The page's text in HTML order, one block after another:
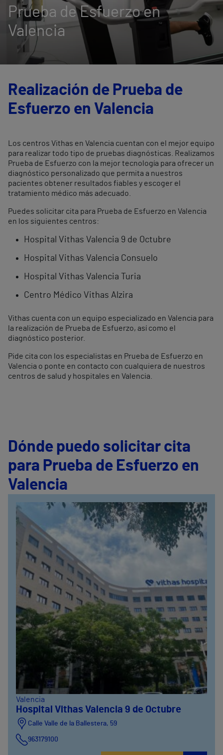
Prueba de Esfuerzo en
Valencia
Realización de Prueba de
Esfuerzo en Valencia
Los centros Vithas en Valencia cuentan con el mejor equipo
para realizar todo tipo de pruebas diagnósticas. Realizamos
Prueba de Esfuerzo con la mejor tecnología para ofrecer un
diagnóstico personalizado que permita a nuestros
pacientes obtener resultados fiables y escoger el
tratamiento médico más adecuado.
Puedes solicitar cita para Prueba de Esfuerzo en Valencia
en los siguientes centros:
Hospital Vithas Valencia 9 de Octubre
Hospital Vithas Valencia Consuelo
Hospital Vithas Valencia Turia
Centro Médico Vithas Alzira
Vithas cuenta con un equipo especializado en Valencia para
la realización de Prueba de Esfuerzo, así como el
diagnóstico posterior.
Pide cita con los especialistas en Prueba de Esfuerzo en
Valencia o ponte en contacto con cualquiera de nuestros
centros de salud y hospitales en Valencia.
Dónde puedo solicitar cita
para Prueba de Esfuerzo en
Valencia
Valencia
Hospital Vithas Valencia 9 de Octubre
Calle Valle de la Ballestera, 59
963179100